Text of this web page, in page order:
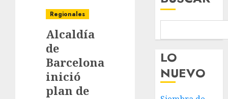
Regionales
Alcaldía
de
Barcelona
inició
plan de
LO
NUEVO